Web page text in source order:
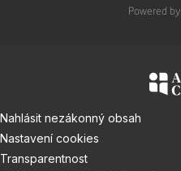
Powered by
Nahlásit nezákonný obsah
Nastavení cookies
Transparentnost